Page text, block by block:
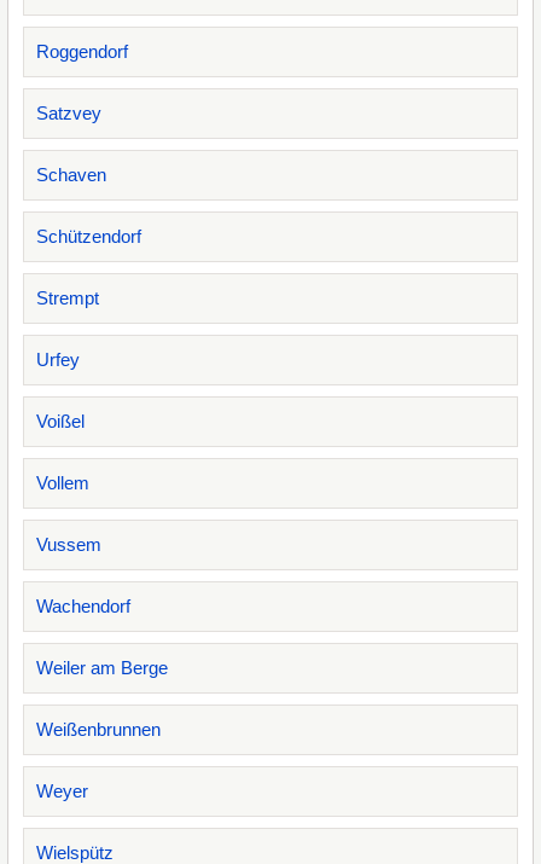
Roggendorf
Satzvey
Schaven
Schützendorf
Strempt
Urfey
Voißel
Vollem
Vussem
Wachendorf
Weiler am Berge
Weißenbrunnen
Weyer
Wielspütz